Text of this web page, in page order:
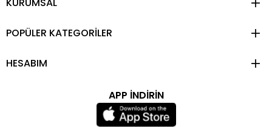
POPÜLER KATEGORİLER
HESABIM
APP İNDİRİN